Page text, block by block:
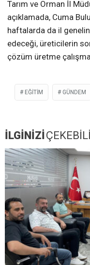
Tarım ve Orman İl
açıklamada, Cuma
haftalarda da il
edeceği, üreticilerin
çözüm üretme
EĞITIM GÜNDEM
İLGİNİZİ